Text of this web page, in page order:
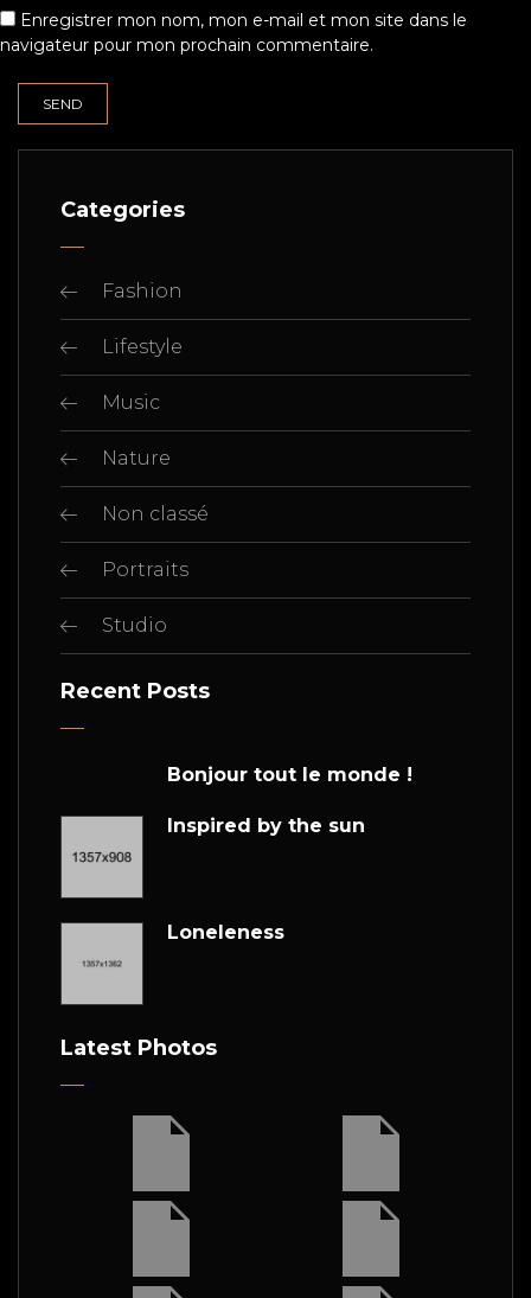
Enregistrer mon nom, mon e-mail et mon site dans le
navigateur pour mon prochain commentaire.
Categories
Fashion
Lifestyle
Music
Nature
Non classé
Portraits
Studio
Recent Posts
Bonjour tout le monde !
Inspired by the sun
Loneleness
Latest Photos